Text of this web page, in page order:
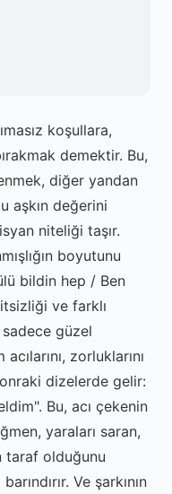
koşullara,
demektir. Bu,
diğer yandan
aşkın değerini
niteliği taşır.
boyutunu
bildin hep / Ben
ve farklı
güzel
zorluklarını
dizelerde gelir:
Bu, acı çekenin
yaraları saran,
taraf olduğunu
Ve şarkının